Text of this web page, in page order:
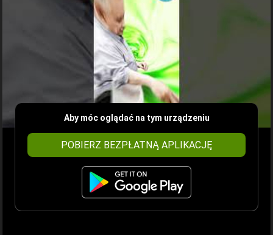
Aby móc oglądać na tym urządzeniu
POBIERZ BEZPŁATNĄ APLIKACJĘ